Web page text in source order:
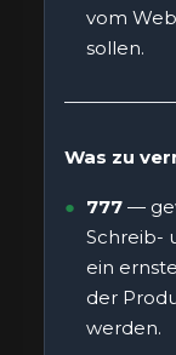
vom
sollen.
Was zu
777 —
Schreib-
ein
der
werden.